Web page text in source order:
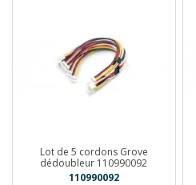
Lot de 5 cordons Grove
dédoubleur 110990092
110990092